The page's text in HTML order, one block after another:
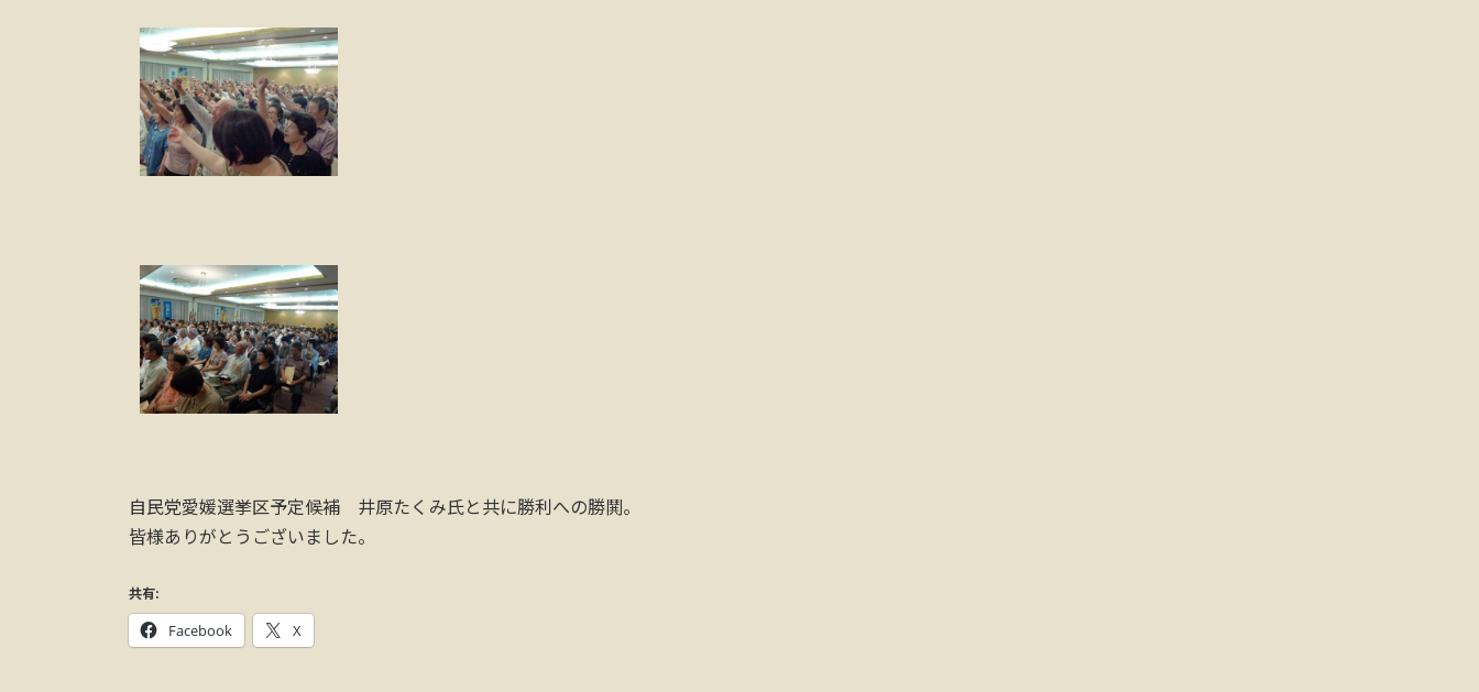
自民党愛媛選挙区予定候補 井原たくみ氏と共に勝利への勝鬨。
皆様ありがとうございました。
共有:
Facebook X